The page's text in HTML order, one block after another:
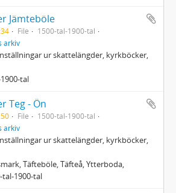
Jämteböle
File
1500-tal-1900-tal
arkiv
ur skattelängder, kyrkböcker,
tal
Teg - Ön
File
1500-tal-1900-tal
arkiv
ur skattelängder, kyrkböcker,
Täfteböle, Täfteå, Ytterboda,
tal-1900-tal